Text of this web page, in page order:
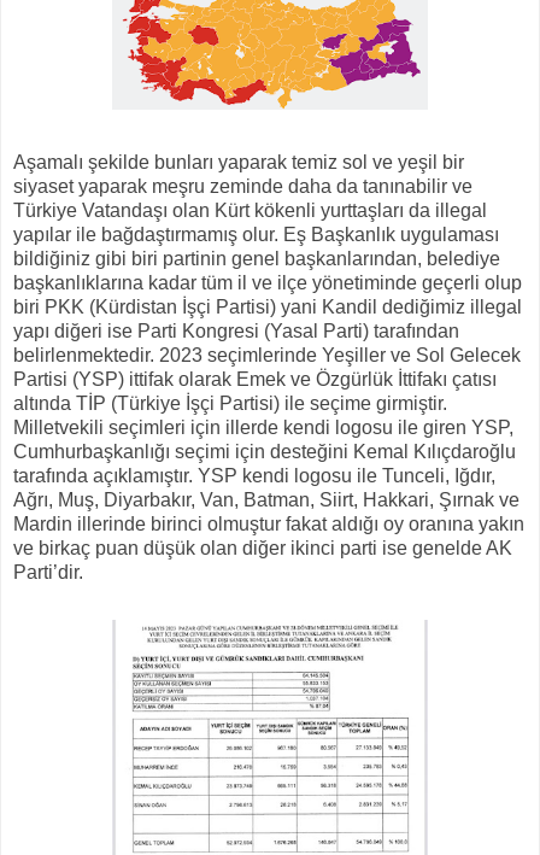
Aşamalı şekilde bunları yaparak temiz sol ve yeşil bir
siyaset yaparak meşru zeminde daha da tanınabilir ve
Türkiye Vatandaşı olan Kürt kökenli yurttaşları da illegal
yapılar ile bağdaştırmamış olur. Eş Başkanlık uygulaması
bildiğiniz gibi biri partinin genel başkanlarından, belediye
başkanlıklarına kadar tüm il ve ilçe yönetiminde geçerli olup
biri PKK (Kürdistan İşçi Partisi) yani Kandil dediğimiz illegal
yapı diğeri ise Parti Kongresi (Yasal Parti) tarafından
belirlenmektedir. 2023 seçimlerinde Yeşiller ve Sol Gelecek
Partisi (YSP) ittifak olarak Emek ve Özgürlük İttifakı çatısı
altında TİP (Türkiye İşçi Partisi) ile seçime girmiştir.
Milletvekili seçimleri için illerde kendi logosu ile giren YSP,
Cumhurbaşkanlığı seçimi için desteğini Kemal Kılıçdaroğlu
tarafında açıklamıştır. YSP kendi logosu ile Tunceli, Iğdır,
Ağrı, Muş, Diyarbakır, Van, Batman, Siirt, Hakkari, Şırnak ve
Mardin illerinde birinci olmuştur fakat aldığı oy oranına yakın
ve birkaç puan düşük olan diğer ikinci parti ise genelde AK
Parti’dir.